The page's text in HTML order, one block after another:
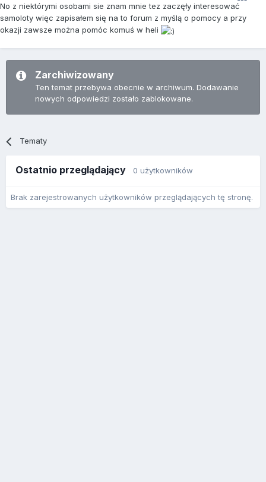
No z niektórymi osobami sie znam mnie tez zaczęły interesować
samoloty więc zapisałem się na to forum z myślą o pomocy a przy
okazji zawsze można pomóc komuś w heli
Zarchiwizowany
Ten temat przebywa obecnie w archiwum. Dodawanie
nowych odpowiedzi zostało zablokowane.
Tematy
Ostatnio przeglądający 0 użytkowników
Brak zarejestrowanych użytkowników przeglądających tę stronę.